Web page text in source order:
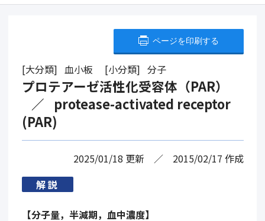
大分類 血小板 小分類 分子
プロテアーゼ活性化受容体（PAR）
protease-activated receptor
(PAR)
ページを印刷する
2025/01/18 更新 2015/02/17 作成
解説
【分子量，半減期，血中濃度】